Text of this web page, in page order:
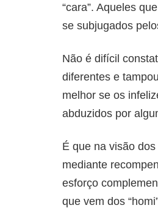
“cara”. Aqueles
se subjugados
Não é difícil
diferentes e
melhor se os
abduzidos por
É que na visão dos
mediante
esforço
que vem dos